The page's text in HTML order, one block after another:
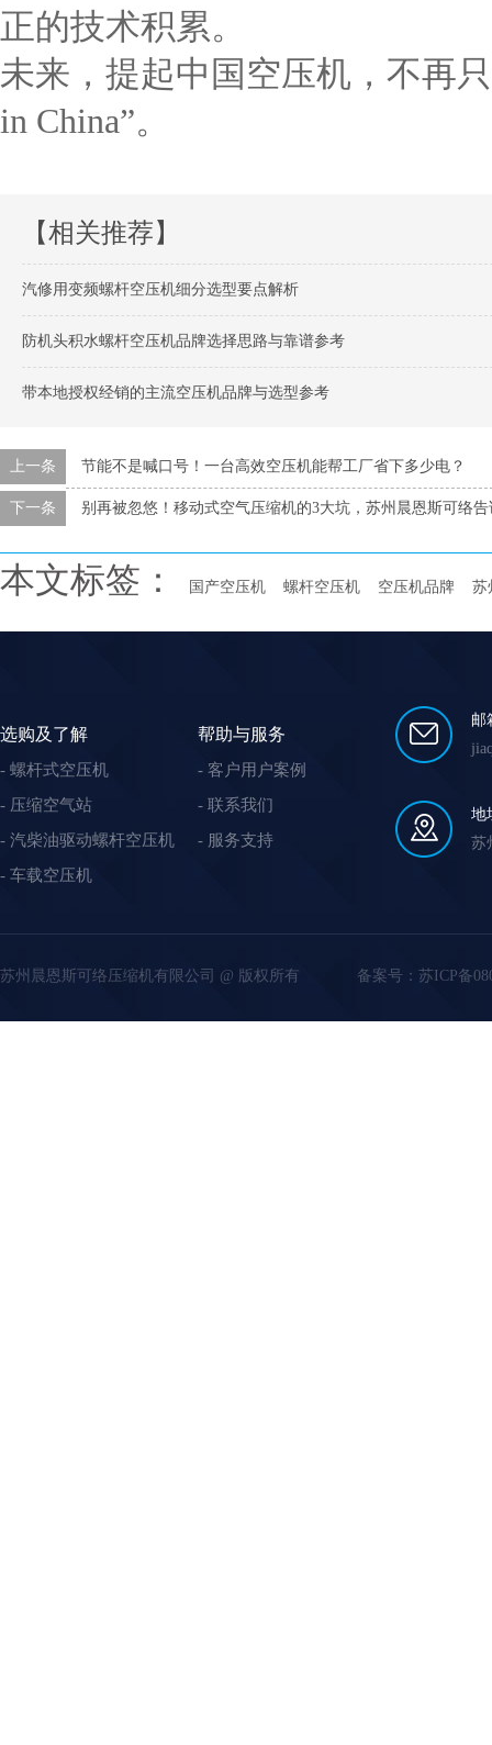
正的技术积累。
未来，提起中国空压机，不再
in China”。
【相关推荐】
汽修用变频螺杆空压机细分选型要点解析
防机头积水螺杆空压机品牌选择思路与靠谱参考
带本地授权经销的主流空压机品牌与选型参考
上一条 节能不是喊口号！一台高效空压机能帮工厂省下多少电？
下一条 别再被忽悠！移动式空气压缩机的3大坑，苏州晨恩斯可络
本文标签： 国产空压机 螺杆空压机 空压机品牌 苏
选购及了解
螺杆式空压机
压缩空气站
汽柴油驱动螺杆空压机
车载空压机
帮助与服务
客户用户案例
联系我们
服务支持
邮
地
苏
苏州晨恩斯可络压缩机有限公司 @ 版权所有 备案号： 苏ICP备